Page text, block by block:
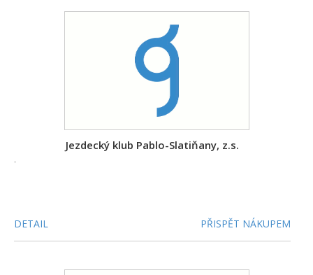
Jezdecký klub Pablo-Slatiňany, z.s.
-
DETAIL PŘISPĚT NÁKUPEM